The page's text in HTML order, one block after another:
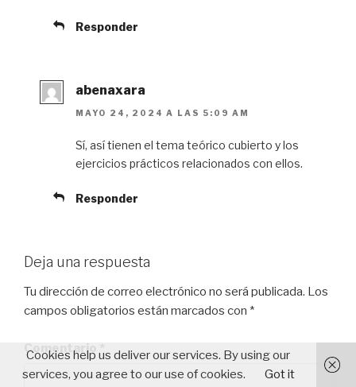
Responder
abenaxara
MAYO 24, 2024 A LAS 5:09 AM
Sí, así tienen el tema teórico cubierto y los
ejercicios prácticos relacionados con ellos.
Responder
Deja una respuesta
Tu dirección de correo electrónico no será publicada. Los
campos obligatorios están marcados con *
Comentario
Cookies help us deliver our services. By using our
services, you agree to our use of cookies.
Got it